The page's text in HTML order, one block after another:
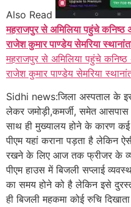
Also Read
महराजपुर से अमिलिया पहुंचे
राजेश कुमार पाण्डेय सेमरिया
महराजपुर से अमिलिया पहुंचे
राजेश कुमार पाण्डेय सेमरिया
Sidhi news:जिला अस्पताल के
लेकर जमोड़ी,कमर्जी, समेत
साथ ही मुख्यालय होने के कारण
पीएम यहां कराना पड़ता है लेकिन
रखने के लिए आज तक फ्रीजर के
पीएम हाउस में बिजली सप्लाई
का समयहोने को है लेकिन इसे
ही बिजली महकमा कोई रुचि